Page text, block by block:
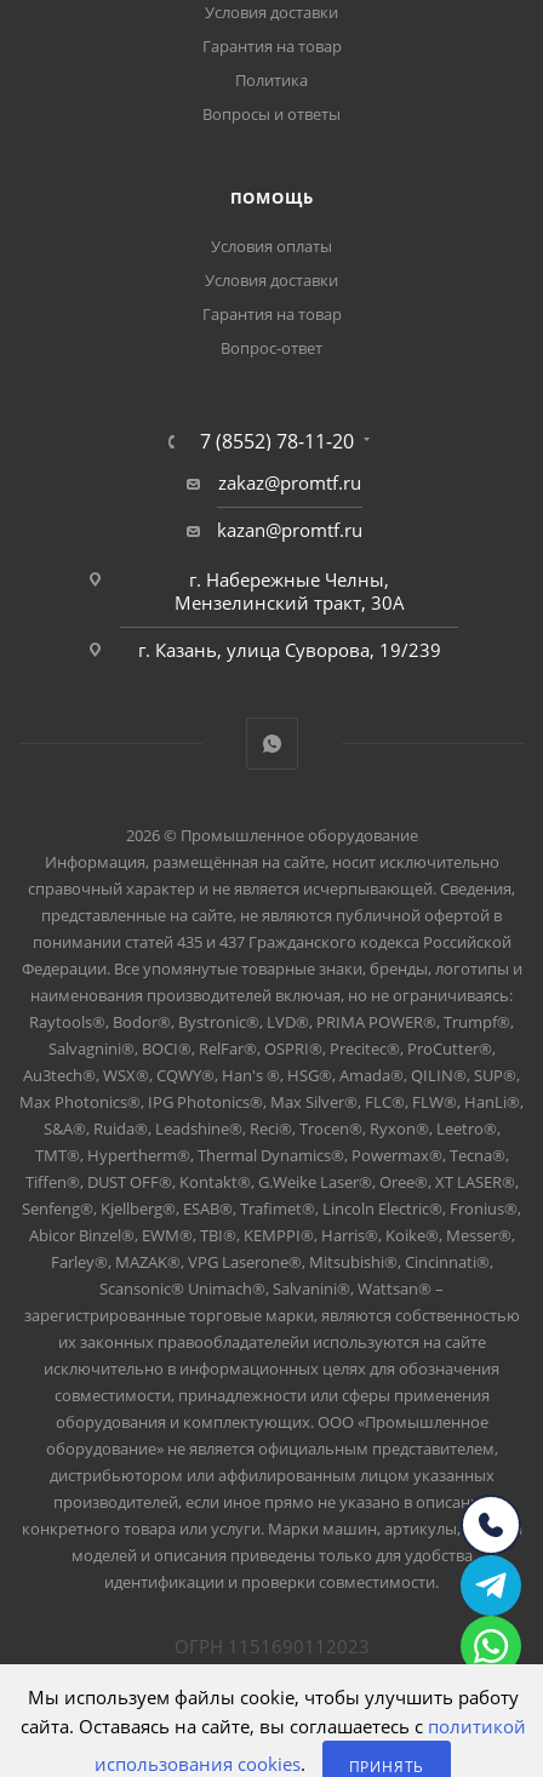
Условия доставки
Гарантия на товар
Политика
Вопросы и ответы
ПОМОЩЬ
Условия оплаты
Условия доставки
Гарантия на товар
Вопрос-ответ
7 (8552) 78-11-20
zakaz@promtf.ru
kazan@promtf.ru
г. Набережные Челны,
Мензелинский тракт, 30А
г. Казань, улица Суворова, 19/239
2026 © Промышленное оборудование
Информация, размещённая на сайте, носит исключительно
справочный характер и не является исчерпывающей. Сведения,
представленные на сайте, не являются публичной офертой в
понимании статей 435 и 437 Гражданского кодекса Российской
Федерации. Все упомянутые товарные знаки, бренды, логотипы и
наименования производителей включая, но не ограничиваясь:
Raytools®, Bodor®, Bystronic®, LVD®, PRIMA POWER®, Trumpf®,
Salvagnini®, BOCI®, RelFar®, OSPRI®, Precitec®, ProCutter®,
Au3tech®, WSX®, CQWY®, Han's ®, HSG®, Amada®, QILIN®, SUP®,
Max Photonics®, IPG Photonics®, Max Silver®, FLC®, FLW®, HanLi®,
S&A®, Ruida®, Leadshine®, Reci®, Trocen®, Ryxon®, Leetro®,
TMT®, Hypertherm®, Thermal Dynamics®, Powermax®, Tecna®,
Tiffen®, DUST OFF®, Kontakt®, G.Weike Laser®, Oree®, XT LASER®,
Senfeng®, Kjellberg®, ESAB®, Trafimet®, Lincoln Electric®, Fronius®,
Abicor Binzel®, EWM®, TBI®, KEMPPI®, Harris®, Koike®, Messer®,
Farley®, MAZAK®, VPG Laserone®, Mitsubishi®, Cincinnati®,
Scansonic® Unimach®, Salvanini®, Wattsan® –
зарегистрированные торговые марки, являются собственностью
их законных правообладателейи используются на сайте
исключительно в информационных целях для обозначения
совместимости, принадлежности или сферы применения
оборудования и комплектующих. ООО «Промышленное
оборудование» не является официальным представителем,
дистрибьютором или аффилированным лицом указанных
производителей, если иное прямо не указано в описании
конкретного товара или услуги. Марки машин, артикулы, номера
моделей и описания приведены только для удобства
идентификации и проверки совместимости.
ОГРН 1151690112023
ИНН 1661047426
ООО Промышленное оборудование
Мы используем файлы cookie, чтобы улучшить работу
сайта. Оставаясь на сайте, вы соглашаетесь с политикой
использования cookies. ПРИНЯТЬ